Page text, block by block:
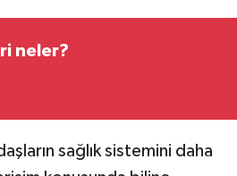
neler?
sağlık sistemini daha